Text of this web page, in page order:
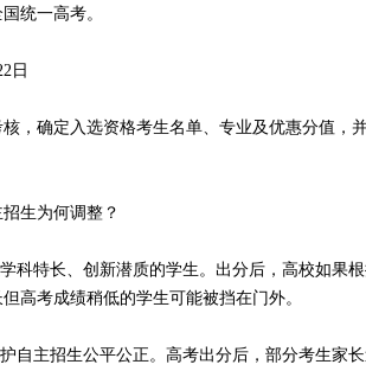
一高考。
日
确定入选资格考生名单、专业及优惠分值，
生为何调整？
特长、创新潜质的学生。出分后，高校如果根
高考成绩稍低的学生可能被挡在门外。
主招生公平公正。高考出分后，部分考生家长